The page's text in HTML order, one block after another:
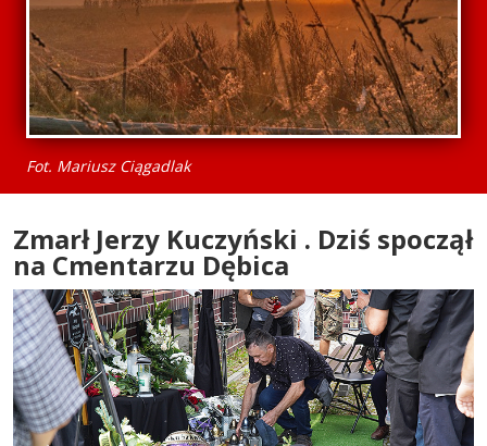
Fot. Mariusz Ciągadlak
Zmarł Jerzy Kuczyński . Dziś spoczął
na Cmentarzu Dębica